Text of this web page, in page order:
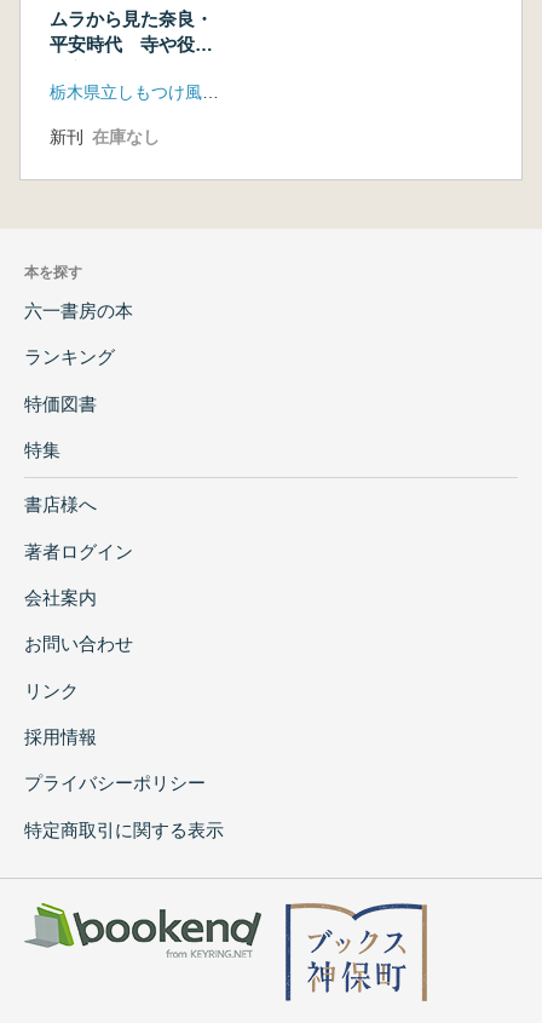
ムラから見た奈良・
平安時代 寺や役所
新刊 在庫なし
本を探す
六一書房の本
ランキング
特価図書
特集
書店様へ
著者ログイン
会社案内
お問い合わせ
リンク
採用情報
プライバシーポリシー
特定商取引に関する表示